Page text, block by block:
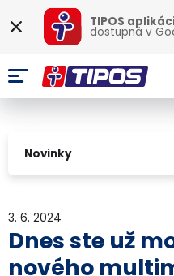
TIPOS
dostupná v
Novinky
3. 6. 2024
Dnes ste už
nového